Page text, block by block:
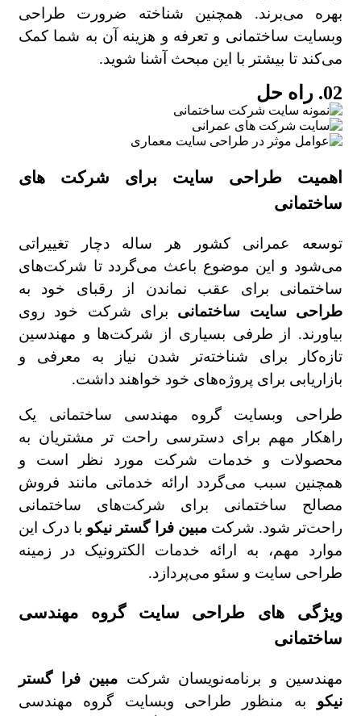
بهره می‌برند. همچنین شناخته ضرورت طراحی
وبسایت ساختمانی و تعرفه و هزینه آن به شما کمک
می‌کند تا بیشتر با این مبحث آشنا شوید.
02. راه حل
اهمیت طراحی سایت برای شرکت های
ساختمانی
توسعه عمرانی کشور هر ساله دچار تغییراتی
می‌شود و این موضوع باعث می‌گردد تا شرکت‌های
ساختمانی برای عقب نماندن از رقبای خود به
طراحی سایت ساختمانیبرای شرکت خود روی
بیاورند. از طرفی بسیاری از شرکت‌ها و مهندسین
تازه‌کار برای شناخته‌تر شدن نیاز به معرفی و
بازاریابی برای پروژه‌های خود خواهند داشت.
طراحی وبسایت گروه مهندسی ساختمانی یک
راهکار مهم برای دسترسی راحت تر مشتریان به
محصولات و خدمات شرکت مورد نظر است و
همچنین سبب می‌گردد ارائه خدماتی مانند فروش
مصالح ساختمانی برای شرکت‌های ساختمانی
راحت‌تر شود. شرکتمبین فرا گستر نیکوبا درک این
موارد مهم، به ارائه خدمات الکترونیک در زمینه
طراحی سایت و سئو می‌پردازد.
ویژگی های طراحی سایت گروه مهندسی
ساختمانی
مهندسین و برنامه‌نویسان شرکت مبین فرا گستر
نیکوبه منظور طراحی وبسایت گروه مهندسی